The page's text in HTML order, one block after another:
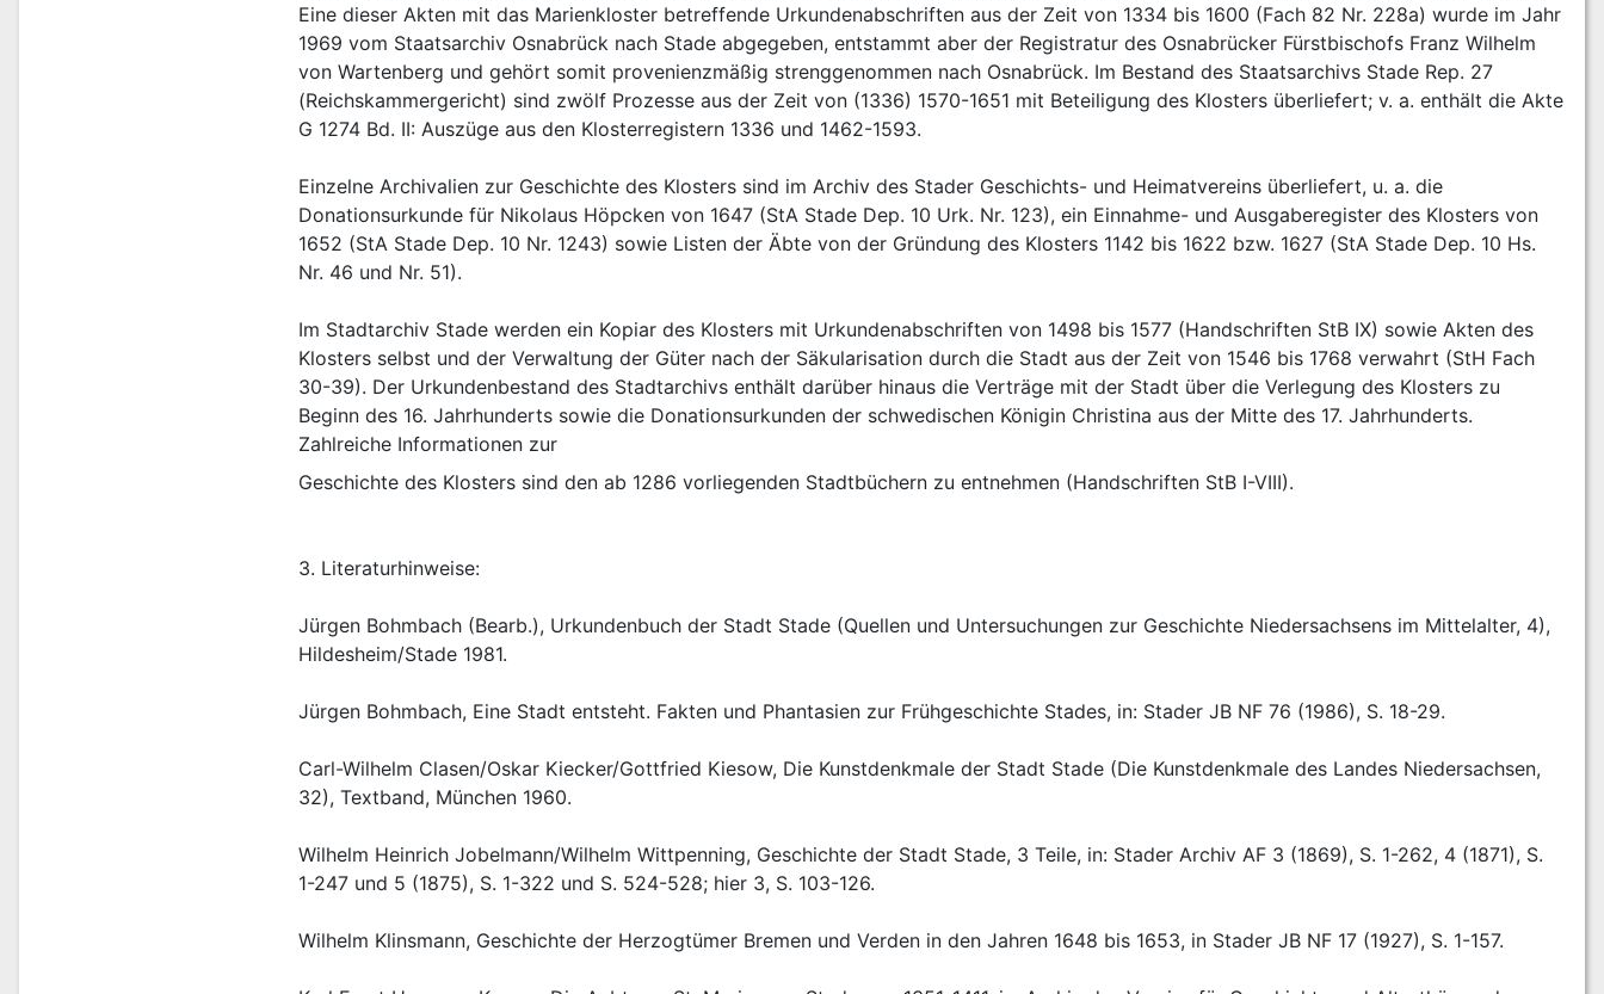
Eine dieser Akten mit das Marienkloster betreffende Urkundenabschriften aus der Zeit von 1334 bis 1600 (Fach 82 Nr. 228a) wurde im Jahr
1969 vom Staatsarchiv Osnabrück nach Stade abgegeben, entstammt aber der Registratur des Osnabrücker Fürstbischofs Franz Wilhelm
von Wartenberg und gehört somit provenienzmäßig strenggenommen nach Osnabrück. Im Bestand des Staatsarchivs Stade Rep. 27
(Reichskammergericht) sind zwölf Prozesse aus der Zeit von (1336) 1570-1651 mit Beteiligung des Klosters überliefert; v. a. enthält die Akte
G 1274 Bd. II: Auszüge aus den Klosterregistern 1336 und 1462-1593.
Einzelne Archivalien zur Geschichte des Klosters sind im Archiv des Stader Geschichts- und Heimatvereins überliefert, u. a. die
Donationsurkunde für Nikolaus Höpcken von 1647 (StA Stade Dep. 10 Urk. Nr. 123), ein Einnahme- und Ausgaberegister des Klosters von
1652 (StA Stade Dep. 10 Nr. 1243) sowie Listen der Äbte von der Gründung des Klosters 1142 bis 1622 bzw. 1627 (StA Stade Dep. 10 Hs.
Nr. 46 und Nr. 51).
Im Stadtarchiv Stade werden ein Kopiar des Klosters mit Urkundenabschriften von 1498 bis 1577 (Handschriften StB IX) sowie Akten des
Klosters selbst und der Verwaltung der Güter nach der Säkularisation durch die Stadt aus der Zeit von 1546 bis 1768 verwahrt (StH Fach
30-39). Der Urkundenbestand des Stadtarchivs enthält darüber hinaus die Verträge mit der Stadt über die Verlegung des Klosters zu
Beginn des 16. Jahrhunderts sowie die Donationsurkunden der schwedischen Königin Christina aus der Mitte des 17. Jahrhunderts.
Zahlreiche Informationen zur
Geschichte des Klosters sind den ab 1286 vorliegenden Stadtbüchern zu entnehmen (Handschriften StB I-VIII).
3. Literaturhinweise:
Jürgen Bohmbach (Bearb.), Urkundenbuch der Stadt Stade (Quellen und Untersuchungen zur Geschichte Niedersachsens im Mittelalter, 4),
Hildesheim/Stade 1981.
Jürgen Bohmbach, Eine Stadt entsteht. Fakten und Phantasien zur Frühgeschichte Stades, in: Stader JB NF 76 (1986), S. 18-29.
Carl-Wilhelm Clasen/Oskar Kiecker/Gottfried Kiesow, Die Kunstdenkmale der Stadt Stade (Die Kunstdenkmale des Landes Niedersachsen,
32), Textband, München 1960.
Wilhelm Heinrich Jobelmann/Wilhelm Wittpenning, Geschichte der Stadt Stade, 3 Teile, in: Stader Archiv AF 3 (1869), S. 1-262, 4 (1871), S.
1-247 und 5 (1875), S. 1-322 und S. 524-528; hier 3, S. 103-126.
Wilhelm Klinsmann, Geschichte der Herzogtümer Bremen und Verden in den Jahren 1648 bis 1653, in Stader JB NF 17 (1927), S. 1-157.